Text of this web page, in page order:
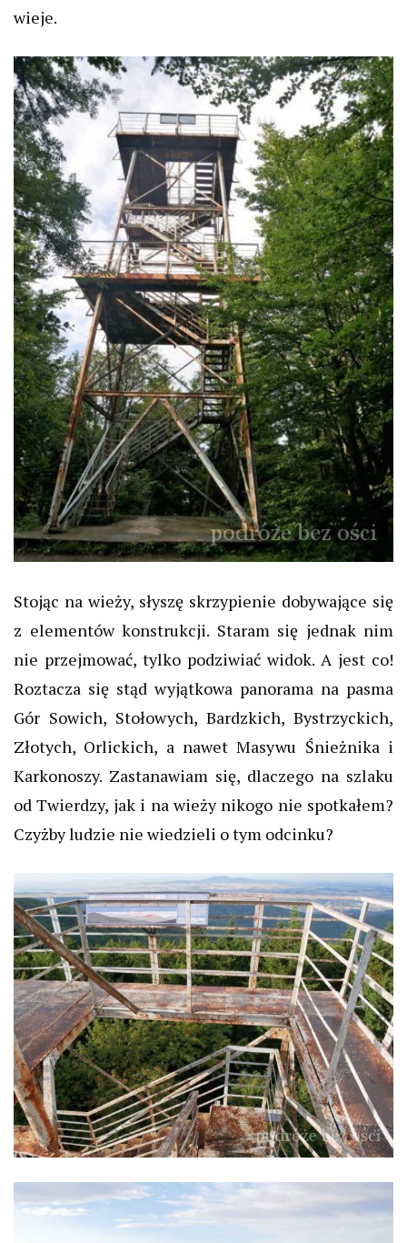
wieje.
Stojąc na wieży, słyszę skrzypienie dobywające się
z elementów konstrukcji. Staram się jednak nim
nie przejmować, tylko podziwiać widok. A jest co!
Roztacza się stąd wyjątkowa panorama na pasma
Gór Sowich, Stołowych, Bardzkich, Bystrzyckich,
Złotych, Orlickich, a nawet Masywu Śnieżnika i
Karkonoszy. Zastanawiam się, dlaczego na szlaku
od Twierdzy, jak i na wieży nikogo nie spotkałem?
Czyżby ludzie nie wiedzieli o tym odcinku?